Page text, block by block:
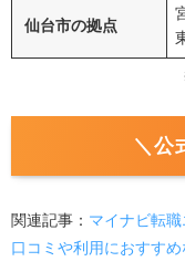
仙台市の拠点
＼公
関連記事： マイナビ転
口コミや利用におすすめ